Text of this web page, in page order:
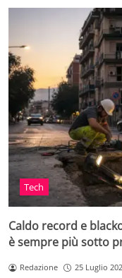
Tech
Caldo record e
è sempre più sotto
Redazione 25 Luglio